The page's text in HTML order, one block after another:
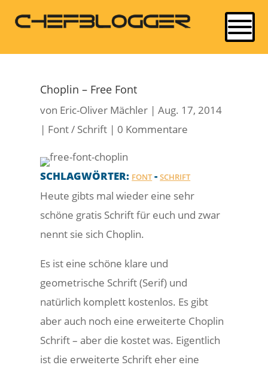
Choplin – Free Font
von Eric-Oliver Mächler |Aug. 17, 2014
| Font / Schrift | 0 Kommentare
SCHLAGWÖRTER: FONT-SCHRIFT
Heute gibts mal wieder eine sehr
schöne gratis Schrift für euch und zwar
nennt sie sich Choplin.
Es ist eine schöne klare und
geometrische Schrift (Serif) und
natürlich komplett kostenlos. Es gibt
aber auch noch eine erweiterte Choplin
Schrift – aber die kostet was. Eigentlich
ist die erweiterte Schrift eher eine